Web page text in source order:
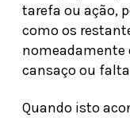
tarefa ou ação,
como os
nomeadamente
cansaço ou
Quando isto